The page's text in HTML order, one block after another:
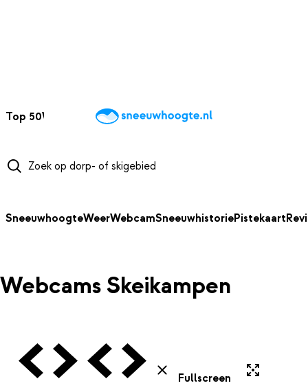
Top 50Webcams WintersportweerKaarten
SneeuwhoogteWeerWebcamSneeuwhistoriePistekaart
Webcams Skeikampen
Vorige Webcam
Volgende Webcam
Vorige Webcam
Volgende Webcam
Sluiten
Fullscreen